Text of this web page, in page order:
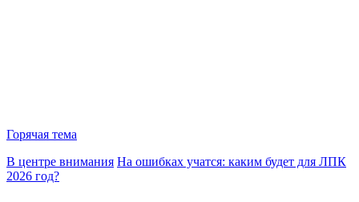
Горячая тема
В центре внимания На ошибках учатся: каким будет для ЛПК
2026 год?